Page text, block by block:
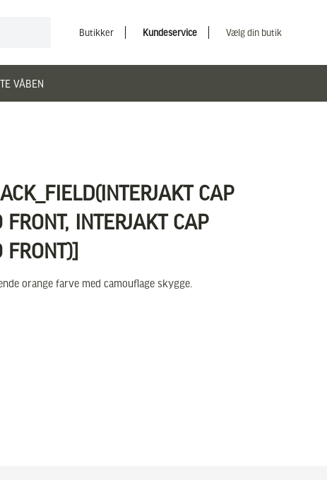
Butikker Kundeservice Vælg din butik
VÅBEN
CAP
INTERJAKT CAP
FRONT)]
orange farve med camouflage skygge.